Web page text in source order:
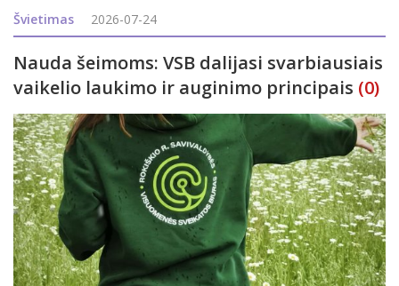
valstybinius brandos egzaminus. Apie tai penktadienį patvirtino
Prezidentūra.&nb
Švietimas 2026-07-24
Nauda šeimoms: VSB dalijasi svarbiausiais
vaikelio laukimo ir auginimo principais (0)